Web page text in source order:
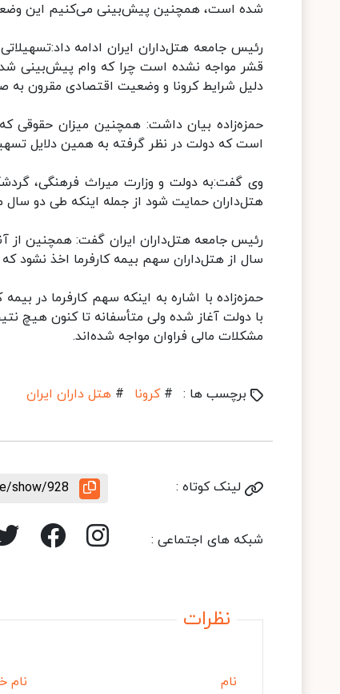
شده است، همچنین پیش‌بینی می‌کنیم این
رئیس جامعه هتل‌داران ایران ادامه
دلیل شرایط کرونا و وضعیت اقتصادی مقرون
حمزه‌زاده بیان داشت: همچنین میزان حقوقی که
است که دولت در نظر گرفته به همین دلایل
وی گفت:‌به دولت و وزارت میراث فرهنگی،
هتل‌داران حمایت شود از جمله اینکه طی دو سال معافیت مالیاتی ۱۰۰درصدی درباره
سال از هتل‌داران سهم بیمه کارفرما اخذ نشود
مشکلات مالی فراوان مواجه شده‌اند.
برچسب ها : # کرونا # هتل داران ایران
لینک کوتاه : show/928
شبکه های اجتماعی :
نظرات
نام نام